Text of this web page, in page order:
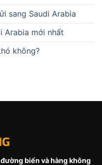
sang Saudi Arabia
Arabia mới nhất
không?
biển và hàng không